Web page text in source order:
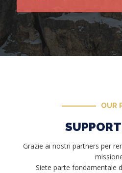
OUR
Grazie ai nostri partners per
Siete parte fondamentale